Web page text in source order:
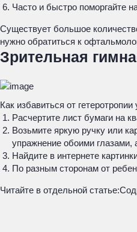
Часто и быстро поморгайте
Существует большое
нужно обратиться к
Зрительная
Как избавиться от
Расчертите лист бумаги на
Возьмите яркую ручку или
упражнение обоими
Найдите в интернете
По разным сторонам от
Читайте в отдельной статье: